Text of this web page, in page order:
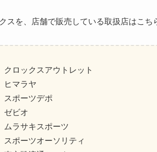
スを、店舗で販売している取扱店はこち
クロックスアウトレット
ヒマラヤ
スポーツデポ
ゼビオ
ムラサキスポーツ
スポーツオーソリティ